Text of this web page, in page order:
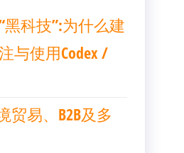
科技”:为什么建
与使用Codex /
贸易、B2B及多